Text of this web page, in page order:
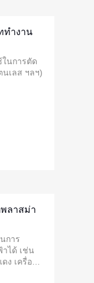
ทำงาน
ในการตัด
เลส ฯลฯ)
พลาสม่า
การ
ได้ เช่น
ง เครื่องนี้